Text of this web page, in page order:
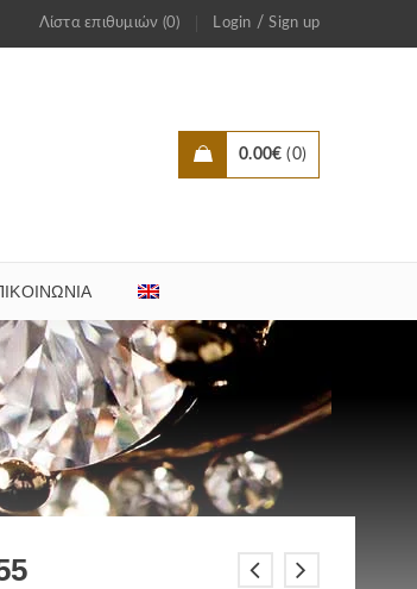
Λίστα επιθυμιών (0) Login /Sign up
0.00€ 0